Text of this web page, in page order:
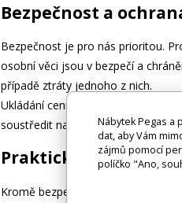
Bezpečnost a
Bezpečnost je pro nás prioritou.
osobní věci jsou v bezpečí a
případě ztráty jednoho z nich.
Ukládání cenných dokumentů,
soustředit na svou práci, studium
Praktická řešení
Kromě bezpečnosti a organizace
Nábytek Pegas a
dat, aby Vám
zájmů pomocí
políčko "Ano,